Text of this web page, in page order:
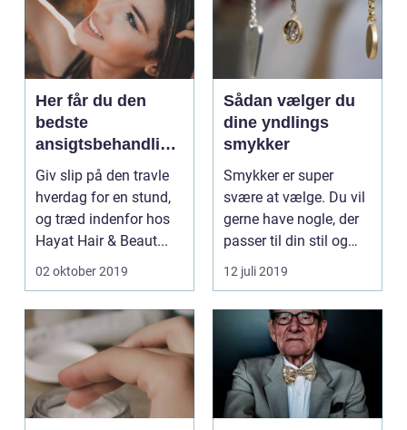
Her får du den
bedste
ansigtsbehandling
i København
Giv slip på den travle
hverdag for en stund,
og træd indenfor hos
Hayat Hair & Beaut...
02 oktober 2019
Sådan vælger du
dine yndlings
smykker
Smykker er super
svære at vælge. Du vil
gerne have nogle, der
passer til din stil og
til...
12 juli 2019